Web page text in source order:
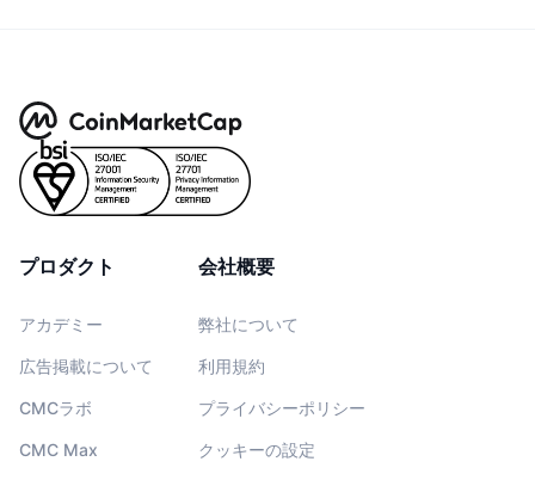
プロダクト
アカデミー
広告掲載について
CMCラボ
CMC Max
会社概要
弊社について
利用規約
プライバシーポリシー
クッキーの設定